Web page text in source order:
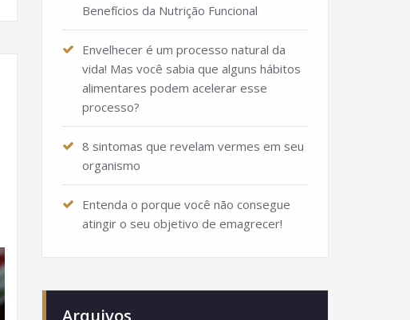
Benefícios da Nutrição Funcional
Envelhecer é um processo natural da
vida! Mas você sabia que alguns hábitos
alimentares podem acelerar esse
processo?
8 sintomas que revelam vermes em seu
organismo
Entenda o porque você não consegue
atingir o seu objetivo de emagrecer!
Arquivos